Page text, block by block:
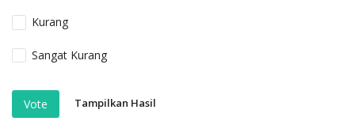
Kurang
Sangat Kurang
Vote Tampilkan Hasil